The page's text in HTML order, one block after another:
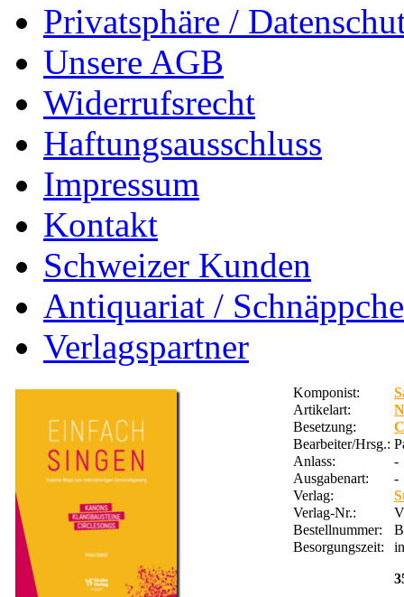
Privatsphäre /
Unsere AGB
Widerrufsrecht
Haftungsausschluss
Impressum
Kontakt
Schweizer Kunden
Antiquariat /
Verlagspartner
Komponist:
Artikelart:
Besetzung:
Bearbeiter/Hrsg.:
Anlass:
-
Ausgabenart:
-
Verlag:
Verlag-Nr.:
Bestellnummer:
Besorgungszeit: